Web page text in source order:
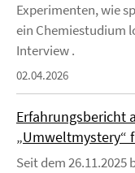
Experimenten, wie
ein Chemiestudium
Interview .
02.04.2026
Erfahrungsbericht
„Umweltmystery“
Seit dem